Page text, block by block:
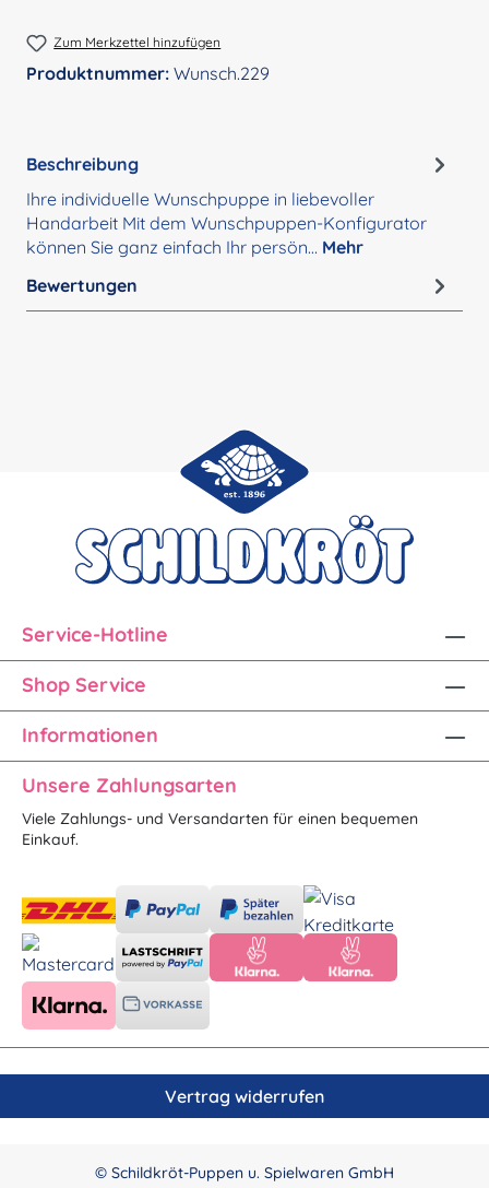
Zum Merkzettel hinzufügen
Produktnummer: Wunsch.229
Beschreibung
Ihre individuelle Wunschpuppe in liebevoller
Handarbeit Mit dem Wunschpuppen-Konfigurator
können Sie ganz einfach Ihr persön… Mehr
Bewertungen
Service-Hotline
Shop Service
Informationen
Unsere Zahlungsarten
Viele Zahlungs- und Versandarten für einen bequemen
Einkauf.
Vertrag widerrufen
© Schildkröt-Puppen u. Spielwaren GmbH